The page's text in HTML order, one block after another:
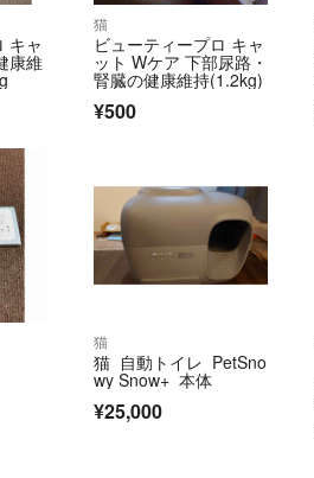
キャ
康維
猫
ビューティープロ キャ
ット Wケア 下部尿路・
腎臓の健康維持(1.2kg)
¥500
猫
猫 自動トイレ PetSno
wy Snow+ 本体
¥25,000